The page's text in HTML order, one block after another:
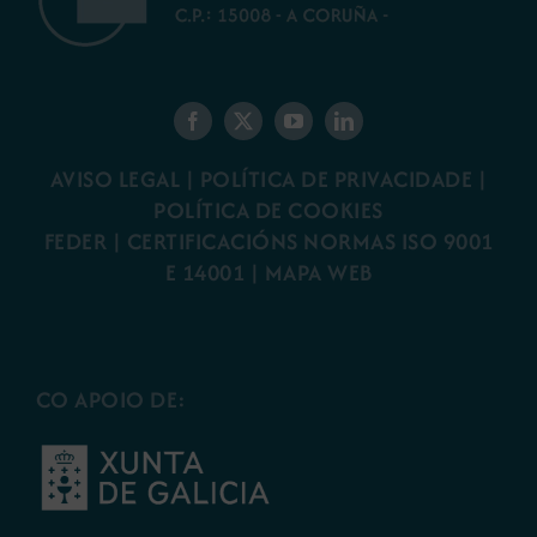
AVISO LEGAL | POLÍTICA DE PRIVACIDADE |
POLÍTICA DE COOKIES
FEDER | CERTIFICACIÓNS NORMAS ISO 9001
E 14001 | MAPA WEB
CO APOIO DE: